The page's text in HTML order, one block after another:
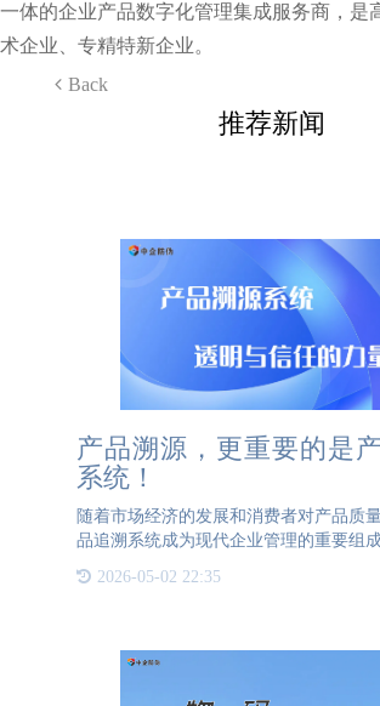
一体的企业产品数字化管理集成服务商，是
术企业、专精特新企业。
Back
推荐新闻
产品溯源，更重要的是
系统！
随着市场经济的发展和消费者对产品质
品追溯系统成为现代企业管理的重要组成
从原材料采购、生产加工、包装运输到
2026-05-02 22:35